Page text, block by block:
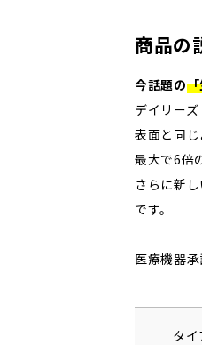
商品の
今話題の
デイリー
表面と同
最大で6倍
さらに新
です。
医療機器
タイ